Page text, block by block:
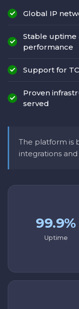
Global IP
Stable uptime
performance
Support for
Proven
served
The platform is
integrations
99.9%
Uptime